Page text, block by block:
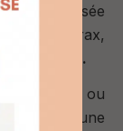
main posée
son thorax,
rassurant.
glisse ou
générer une